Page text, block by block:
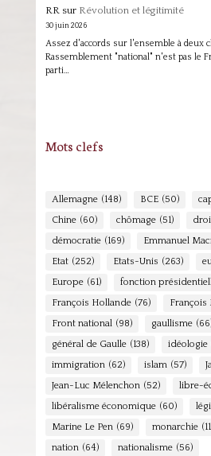
RR sur Révolution et légitimité
30 juin 2026
Assez d'accords sur l'ensemble à deux
Rassemblement "national" n'est pas le
parti…
Mots clefs
Allemagne (148) BCE (50)
Chine (60) chômage (51)
démocratie (169) Emmanuel
Etat (252) Etats-Unis (263)
Europe (61) fonction
François Hollande (76) François
Front national (98) gaullisme
général de Gaulle (138) idéologie
immigration (62) islam (57)
Jean-Luc Mélenchon (52) libre-
libéralisme économique (60)
Marine Le Pen (69) monarchie
nation (64) nationalisme (56)